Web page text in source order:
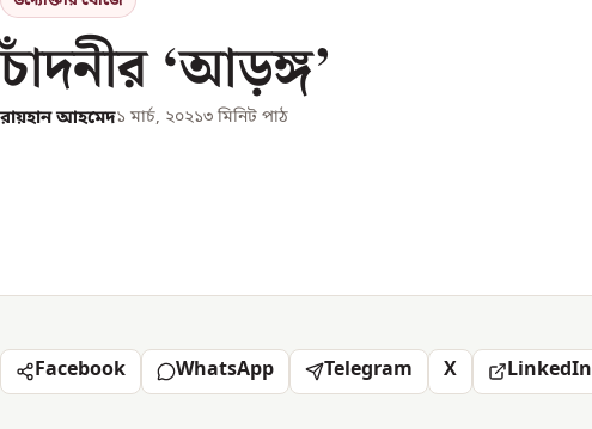
চাঁদনীর ‘আড়ঙ্গ’
রায়হান আহমেদ১ মার্চ, ২০২১৩ মিনিট পাঠ
Facebook WhatsApp Telegram X LinkedIn